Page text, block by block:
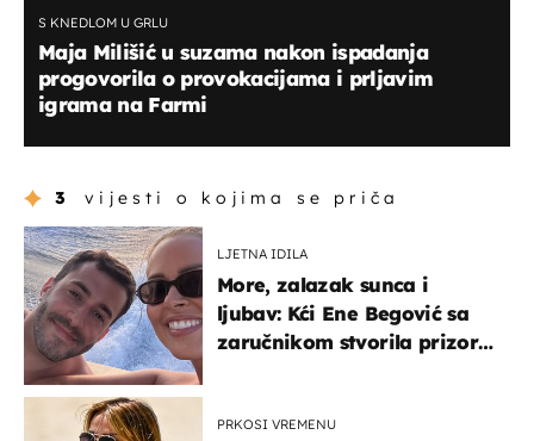
S KNEDLOM U GRLU
Maja Milišić u suzama nakon ispadanja
progovorila o provokacijama i prljavim
igrama na Farmi
3 vijesti o kojima se priča
LJETNA IDILA
More, zalazak sunca i
ljubav: Kći Ene Begović sa
zaručnikom stvorila prizor
PRKOSI VREMENU